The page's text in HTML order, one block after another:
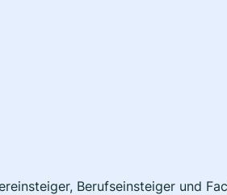
Berufseinsteiger und